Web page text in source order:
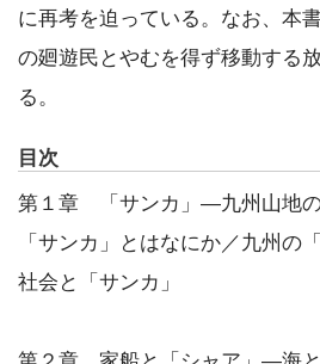
に再考を迫っている。なお、本
の廻遊民とやむを得ず移動する
る。
目次
第１章 「サンカ」―九州山地
「サンカ」とはなにか／九州の
社会と「サンカ」